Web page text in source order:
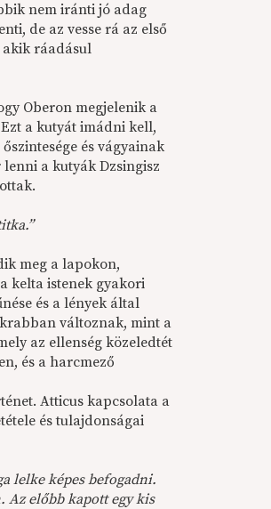
nem iránti jó adag
de az vesse rá az első
akik ráadásul
Oberon megjelenik a
a kutyát imádni kell,
és vágyainak
a kutyák Dzsingisz
meg a lapokon,
kelta istenek gyakori
és a lények által
változnak, mint a
az ellenség közeledtét
és a harcmező
Atticus kapcsolata a
és tulajdonságai
lelke képes befogadni.
Az előbb kapott egy kis